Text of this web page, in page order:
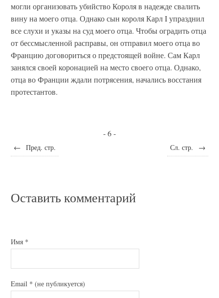
могли организовать убийство Короля в надежде свалить
вину на моего отца. Однако сын короля Карл I упразднил
все слухи и указы на суд моего отца. Чтобы оградить отца
от бессмысленной расправы, он отправил моего отца во
Францию договориться о предстоящей войне. Сам Карл
занялся своей коронацией на место своего отца. Однако,
отца во Франции ждали потрясения, начались восстания
протестантов.
- 6 -
← Пред. стр. Сл. стр. →
Оставить комментарий
Имя *
Email * (не публикуется)